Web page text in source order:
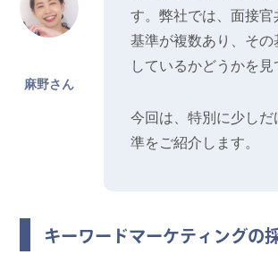
麻野さん
す。弊社では、面接官
基準が複数あり、その
しているかどうかを見
今回は、特別に少しだ
準をご紹介します。
キーワードマーケティングの